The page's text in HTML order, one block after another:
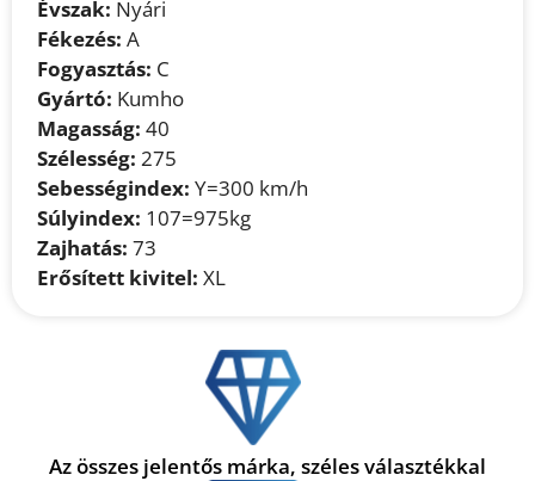
Évszak: Nyári
Fékezés: A
Fogyasztás: C
Gyártó: Kumho
Magasság: 40
Szélesség: 275
Sebességindex: Y=300 km/h
Súlyindex: 107=975kg
Zajhatás: 73
Erősített kivitel: XL
Az összes jelentős márka, széles választékkal